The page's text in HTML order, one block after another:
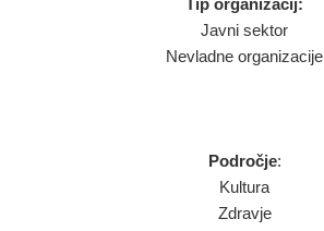
Tip organizacij:
Javni sektor
Nevladne organizacije
Področje:
Kultura
Zdravje